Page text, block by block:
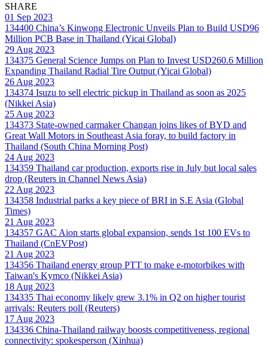
SHARE
01 Sep 2023
134400 China’s Kinwong Electronic Unveils Plan to Build USD96
Million PCB Base in Thailand (Yicai Global)
29 Aug 2023
134375 General Science Jumps on Plan to Invest USD260.6 Million
Expanding Thailand Radial Tire Output (Yicai Global)
26 Aug 2023
134374 Isuzu to sell electric pickup in Thailand as soon as 2025
(Nikkei Asia)
25 Aug 2023
134373 State-owned carmaker Changan joins likes of BYD and
Great Wall Motors in Southeast Asia foray, to build factory in
Thailand (South China Morning Post)
24 Aug 2023
134359 Thailand car production, exports rise in July but local sales
drop (Reuters in Channel News Asia)
22 Aug 2023
134358 Industrial parks a key piece of BRI in S.E Asia (Global
Times)
21 Aug 2023
134357 GAC Aion starts global expansion, sends 1st 100 EVs to
Thailand (CnEVPost)
21 Aug 2023
134356 Thailand energy group PTT to make e-motorbikes with
Taiwan's Kymco (Nikkei Asia)
18 Aug 2023
134335 Thai economy likely grew 3.1% in Q2 on higher tourist
arrivals: Reuters poll (Reuters)
17 Aug 2023
134336 China-Thailand railway boosts competitiveness, regional
connectivity: spokesperson (Xinhua)